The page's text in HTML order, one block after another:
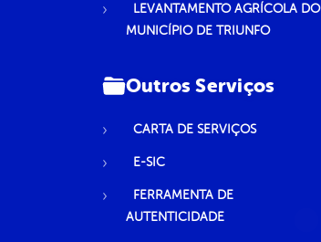
LEVANTAMENTO AGRÍCOLA DO
MUNICÍPIO DE TRIUNFO
Outros Serviços
CARTA DE SERVIÇOS
E-SIC
FERRAMENTA DE
AUTENTICIDADE